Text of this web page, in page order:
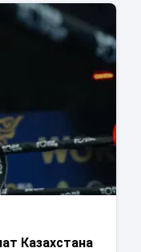
Казахстана